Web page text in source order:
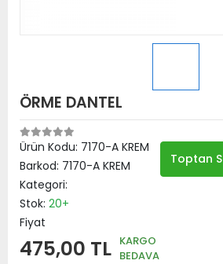
ÖRME DANTEL
Ürün Kodu: 7170-A KREM
Barkod: 7170-A KREM
Kategori:
Stok: 20+
Fiyat
475,00 TL KARGO
BEDAVA
Toptan